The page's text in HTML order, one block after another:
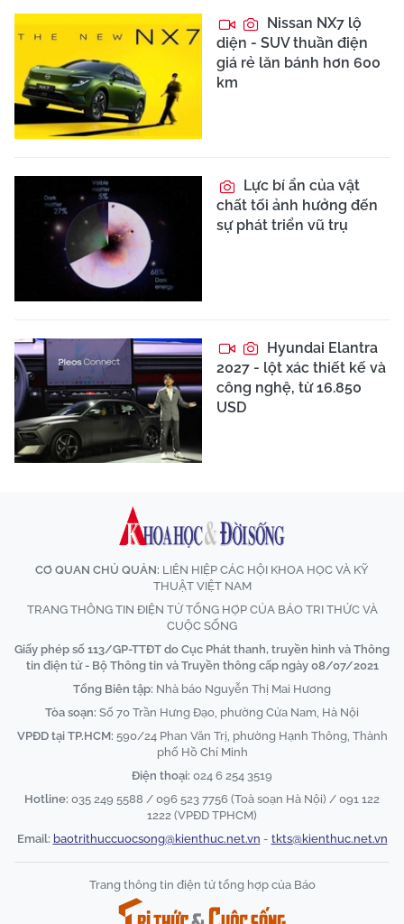
Nissan NX7 lộ
diện - SUV thuần điện
giá rẻ lăn bánh hơn 600
km
Lực bí ẩn của vật
chất tối ảnh hưởng đến
sự phát triển vũ trụ
Hyundai Elantra
2027 - lột xác thiết kế và
công nghệ, từ 16.850
USD
CƠ QUAN CHỦ QUẢN: LIÊN HIỆP CÁC HỘI KHOA HỌC VÀ KỸ
THUẬT VIỆT NAM
TRANG THÔNG TIN ĐIỆN TỬ TỔNG HỢP CỦA BÁO TRI THỨC VÀ
CUỘC SỐNG
Giấy phép số 113/GP-TTĐT do Cục Phát thanh, truyền hình và Thông
tin điện tử - Bộ Thông tin và Truyền thông cấp ngày 08/07/2021
Tổng Biên tập: Nhà báo Nguyễn Thị Mai Hương
Tòa soạn: Số 70 Trần Hưng Đạo, phường Cửa Nam, Hà Nội
VPĐD tại TP.HCM: 590/24 Phan Văn Trị, phường Hạnh Thông, Thành
phố Hồ Chí Minh
Điện thoại: 024 6 254 3519
Hotline: 035 249 5588 / 096 523 7756 (Toà soạn Hà Nội) / 091 122
1222 (VPĐD TPHCM)
Email: baotrithuccuocsong@kienthuc.net.vn - tkts@kienthuc.net.vn
Trang thông tin điện tử tổng hợp của Báo